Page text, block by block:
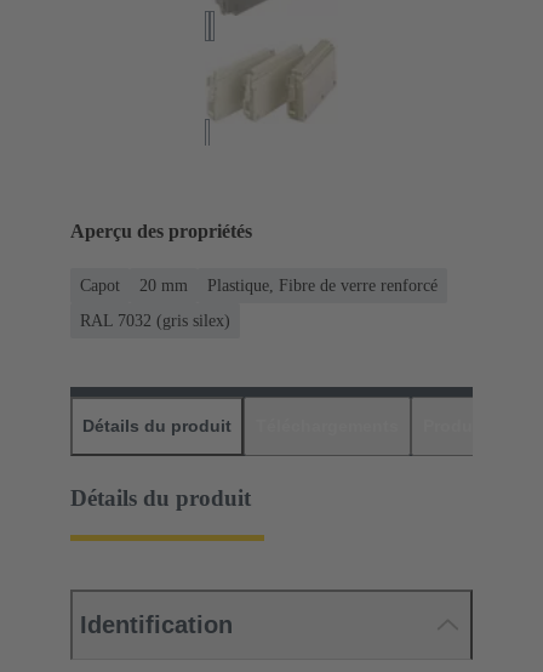
Aperçu des propriétés
Capot 20 mm
Plastique, Fibre de verre renforcé
RAL 7032 (gris silex)
Détails du produit
Détails du produit
Identification